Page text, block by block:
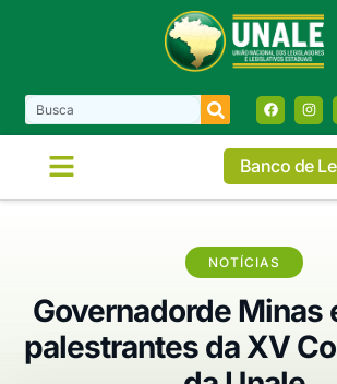
Banco de
NOTÍCIAS
Governadorde Minas
palestrantes da XV